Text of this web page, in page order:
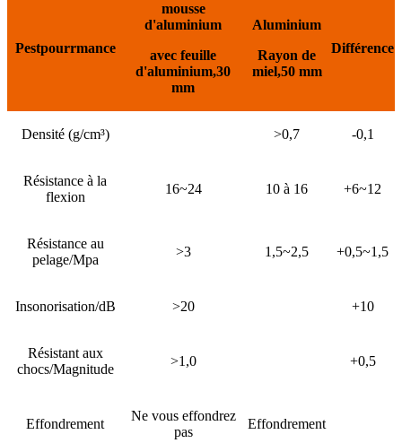
Pestpourrmance
mousse
d'aluminium
avec feuille
d'aluminium,30
mm
Aluminium
Rayon de
miel,50 mm
Différence
Densité (g/cm³) >0,7 -0,1
Résistance à la
flexion
16~24 10 à 16 +6~12
Résistance au
pelage/Mpa
>3 1,5~2,5 +0,5~1,5
Insonorisation/dB >20 +10
Résistant aux
chocs/Magnitude
>1,0 +0,5
Effondrement
Ne vous effondrez
pas
Effondrement